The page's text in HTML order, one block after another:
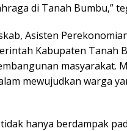
di Tanah Bumbu,”
Asisten
Kabupaten Tanah
masyarakat.
mewujudkan warga
hanya berdampak